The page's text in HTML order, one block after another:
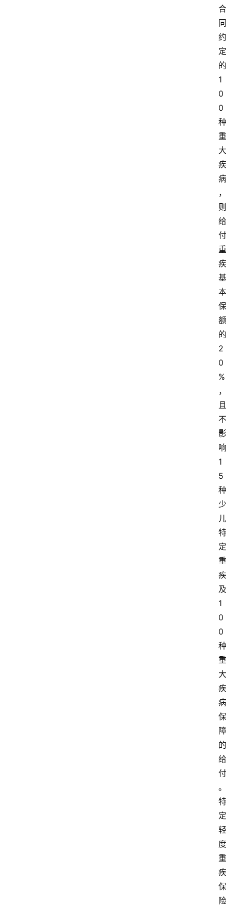
合
同
约
定
的
1
0
0
种
重
大
疾
病
，
则
给
付
重
疾
基
本
保
额
的
2
0
%
，
且
不
影
响
1
5
种
少
儿
特
定
重
疾
及
1
0
0
种
重
大
疾
病
保
障
的
给
付
。
特
定
轻
度
重
疾
保
险